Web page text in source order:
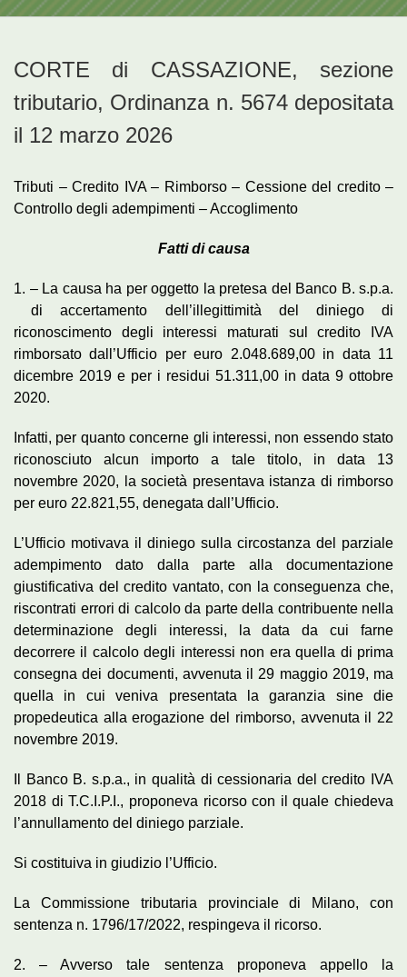
CORTE di CASSAZIONE, sezione
tributario, Ordinanza n. 5674 depositata
il 12 marzo 2026
Tributi – Credito IVA – Rimborso – Cessione del credito –
Controllo degli adempimenti – Accoglimento
Fatti di causa
1. – La causa ha per oggetto la pretesa del Banco B. s.p.a.
di accertamento dell’illegittimità del diniego di
riconoscimento degli interessi maturati sul credito IVA
rimborsato dall’Ufficio per euro 2.048.689,00 in data 11
dicembre 2019 e per i residui 51.311,00 in data 9 ottobre
2020.
Infatti, per quanto concerne gli interessi, non essendo stato
riconosciuto alcun importo a tale titolo, in data 13
novembre 2020, la società presentava istanza di rimborso
per euro 22.821,55, denegata dall’Ufficio.
L’Ufficio motivava il diniego sulla circostanza del parziale
adempimento dato dalla parte alla documentazione
giustificativa del credito vantato, con la conseguenza che,
riscontrati errori di calcolo da parte della contribuente nella
determinazione degli interessi, la data da cui farne
decorrere il calcolo degli interessi non era quella di prima
consegna dei documenti, avvenuta il 29 maggio 2019, ma
quella in cui veniva presentata la garanzia sine die
propedeutica alla erogazione del rimborso, avvenuta il 22
novembre 2019.
Il Banco B. s.p.a., in qualità di cessionaria del credito IVA
2018 di T.C.I.P.I., proponeva ricorso con il quale chiedeva
l’annullamento del diniego parziale.
Si costituiva in giudizio l’Ufficio.
La Commissione tributaria provinciale di Milano, con
sentenza n. 1796/17/2022, respingeva il ricorso.
2. – Avverso tale sentenza proponeva appello la